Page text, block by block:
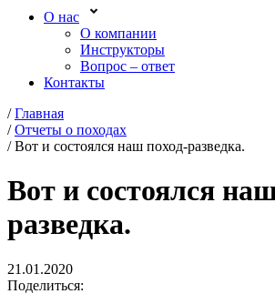
О нас
О компании
Инструкторы
Вопрос – ответ
Контакты
/Главная
/Отчеты о походах
/Вот и состоялся наш поход-разведка.
Вот и состоялся
разведка.
21.01.2020
Поделиться: